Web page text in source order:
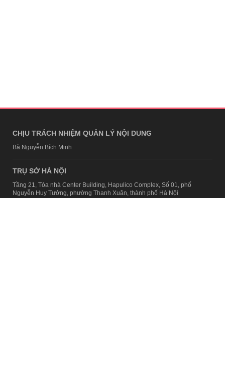
CHỊU TRÁCH NHIỆM QUẢN LÝ NỘI DUNG
Bà Nguyễn Bích Minh
TRỤ SỞ HÀ NỘI
Tầng 21, Tòa nhà Center Building, Hapulico Complex, Số 01, phố
Nguyễn Huy Tưởng, phường Thanh Xuân, thành phố Hà Nội